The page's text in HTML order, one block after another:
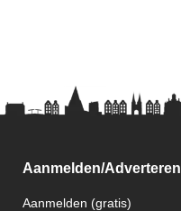
Aanmelden/Adverteren
Aanmelden (gratis)